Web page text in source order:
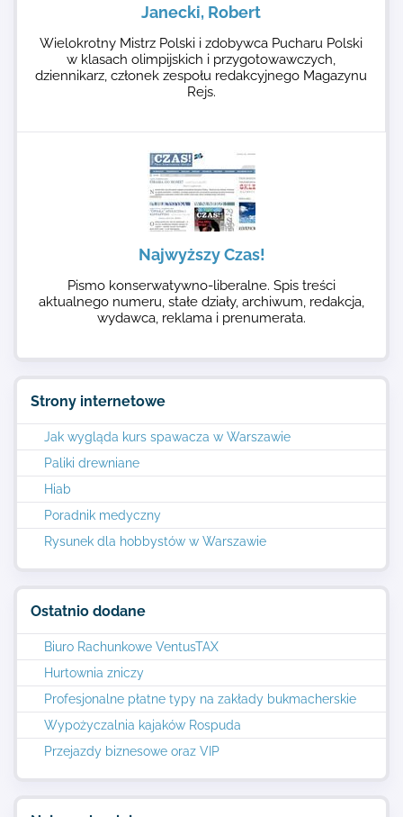
Strony internetowe
Jak wygląda kurs spawacza w Warszawie
Paliki drewniane
Hiab
Poradnik medyczny
Rysunek dla hobbystów w Warszawie
Ostatnio dodane
Biuro Rachunkowe VentusTAX
Hurtownia zniczy
Profesjonalne płatne typy na zakłady bukmacherskie
Wypożyczalnia kajaków Rospuda
Przejazdy biznesowe oraz VIP
Janecki, Robert
Wielokrotny Mistrz Polski i zdobywca Pucharu Polski
w klasach olimpijskich i przygotowawczych,
dziennikarz, członek zespołu redakcyjnego Magazynu
Rejs.
Najwyższy Czas!
Pismo konserwatywno-liberalne. Spis treści
aktualnego numeru, stałe działy, archiwum, redakcja,
wydawca, reklama i prenumerata.